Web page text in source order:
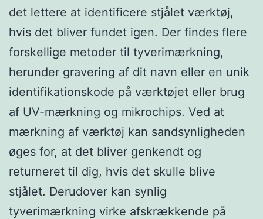
det lettere at identificere stjålet værktøj,
hvis det bliver fundet igen. Der findes flere
forskellige metoder til tyverimærkning,
herunder gravering af dit navn eller en unik
identifikationskode på værktøjet eller brug
af UV-mærkning og mikrochips. Ved at
mærkning af værktøj kan sandsynligheden
øges for, at det bliver genkendt og
returneret til dig, hvis det skulle blive
stjålet. Derudover kan synlig
tyverimærkning virke afskrækkende på